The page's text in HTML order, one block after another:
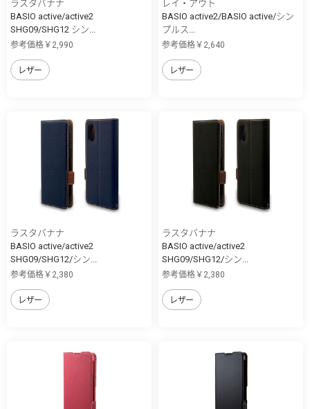
ラスタバナナ
BASIO active/active2
SHG09/SHG12 シン...
参考価格￥2,990
レザー
レイ・アウト
BASIO active2/BASIO active/シン
プルス...
参考価格￥2,640
レザー
ラスタバナナ
BASIO active/active2
SHG09/SHG12/シン...
参考価格￥2,380
レザー
ラスタバナナ
BASIO active/active2
SHG09/SHG12/シン...
参考価格￥2,380
レザー